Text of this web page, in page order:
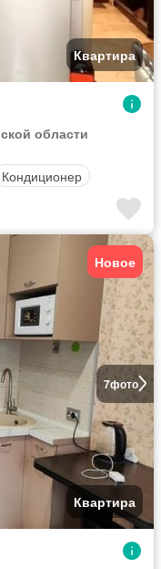
Квартира
области
Кондиционер
7фото
Новое
Квартира